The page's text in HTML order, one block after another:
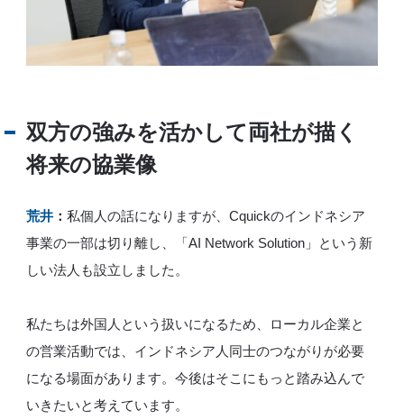
双方の強みを活かして両社が描く
将来の協業像
荒井 ：私個人の話になりますが、Cquickのインドネシア
事業の一部は切り離し、「AI Network Solution」という新
しい法人も設立しました。
私たちは外国人という扱いになるため、ローカル企業と
の営業活動では、インドネシア人同士のつながりが必要
になる場面があります。今後はそこにもっと踏み込んで
いきたいと考えています。